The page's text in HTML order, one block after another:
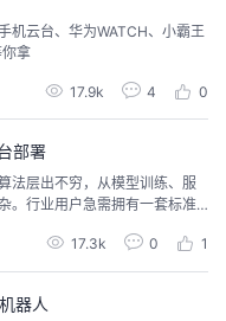
机云台、华为WATCH、小霸王
拿
17.9k 4 0
部署
法层出不穷，从模型训练、服
。行业用户急需拥有一套标准
17.3k 0 1
器人